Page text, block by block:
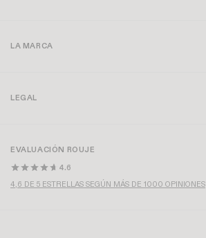
LA MARCA
LEGAL
EVALUACIÓN ROUJE
4.6
4,6 DE 5 ESTRELLAS SEGÚN MÁS DE 1000 OPINIONES